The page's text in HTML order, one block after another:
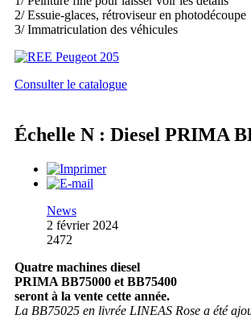
2/ Essuie-glaces, rétroviseur en photodécoupe
3/ Immatriculation des véhicules
Consulter le catalogue
Échelle N : Diesel PRIMA
News
2 février 2024
2472
Quatre machines diesel
PRIMA BB75000 et BB75400
seront à la vente cette année.
La BB75025 en livrée LINEAS Rose a été